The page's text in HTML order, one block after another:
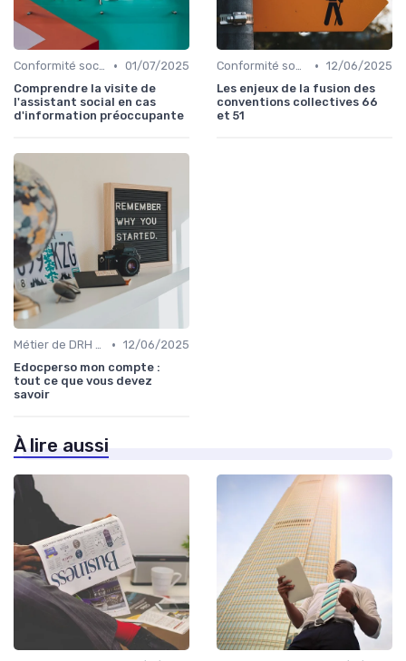
Conformité sociale & droit du travail • 01/07/2025
Comprendre la visite de
l'assistant social en cas
d'information préoccupante
Conformité sociale & droit du travail • 12/06/2025
Les enjeux de la fusion des
conventions collectives 66
et 51
Métier de DRH & responsabilités • 12/06/2025
Edocperso mon compte :
tout ce que vous devez
savoir
À lire aussi